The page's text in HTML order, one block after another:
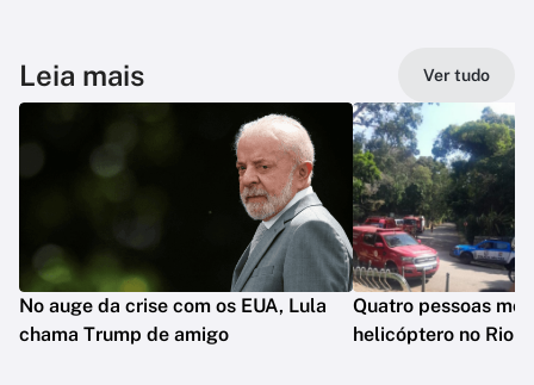
Leia mais Ver tudo
No auge da crise com os EUA, Lula
chama Trump de amigo
Quatro pessoas
helicóptero no Rio